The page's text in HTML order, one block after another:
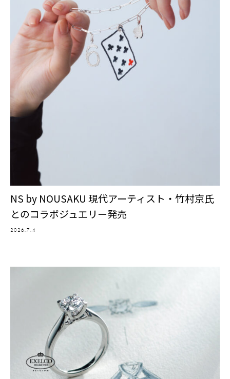
NS by NOUSAKU 現代アーティスト・竹村京氏
とのコラボジュエリー発売
2026.7.4